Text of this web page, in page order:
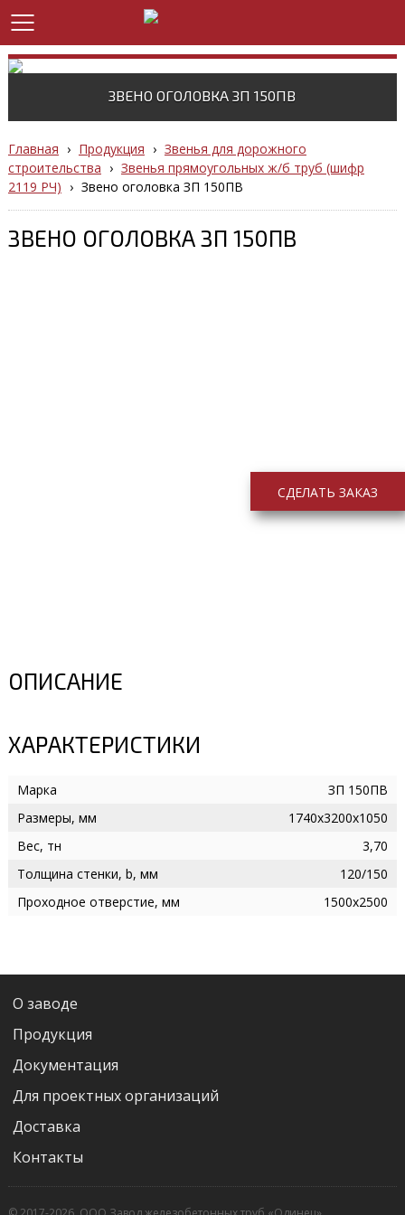
ЗВЕНО ОГОЛОВКА ЗП 150ПВ
Главная › Продукция › Звенья для дорожного
строительства › Звенья прямоугольных ж/б труб (шифр
2119 РЧ) › Звено оголовка ЗП 150ПВ
ЗВЕНО ОГОЛОВКА ЗП 150ПВ
ОПИСАНИЕ
ХАРАКТЕРИСТИКИ
Марка
ЗП 150ПВ
Размеры, мм
1740х3200х1050
Вес, тн
3,70
Толщина стенки, b, мм
120/150
Проходное отверстие, мм
1500х2500
О заводе
Продукция
Документация
Для проектных организаций
Доставка
Контакты
СДЕЛАТЬ ЗАКАЗ